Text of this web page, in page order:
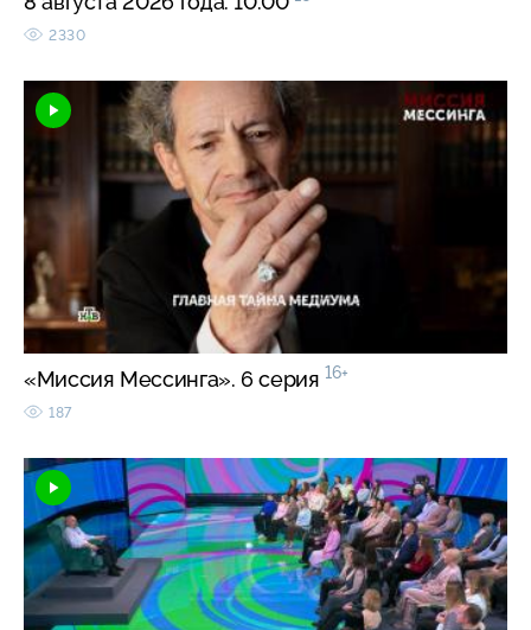
2330
«Миссия Мессинга». 6 серия 16+
187